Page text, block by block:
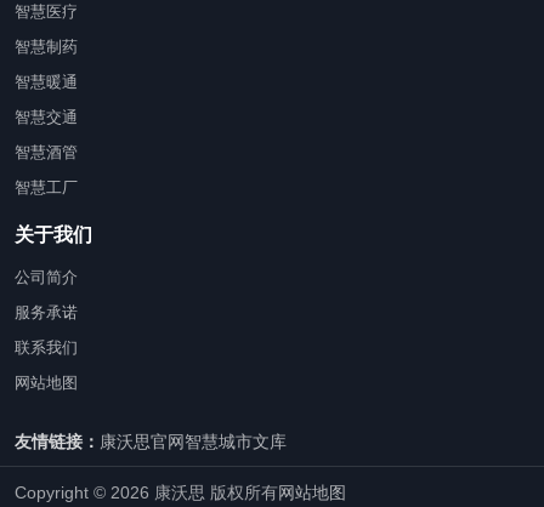
智慧医疗
智慧制药
智慧暖通
智慧交通
智慧酒管
智慧工厂
关于我们
公司简介
服务承诺
联系我们
网站地图
友情链接： 康沃思官网智慧城市文库
Copyright © 2026 康沃思 版权所有网站地图